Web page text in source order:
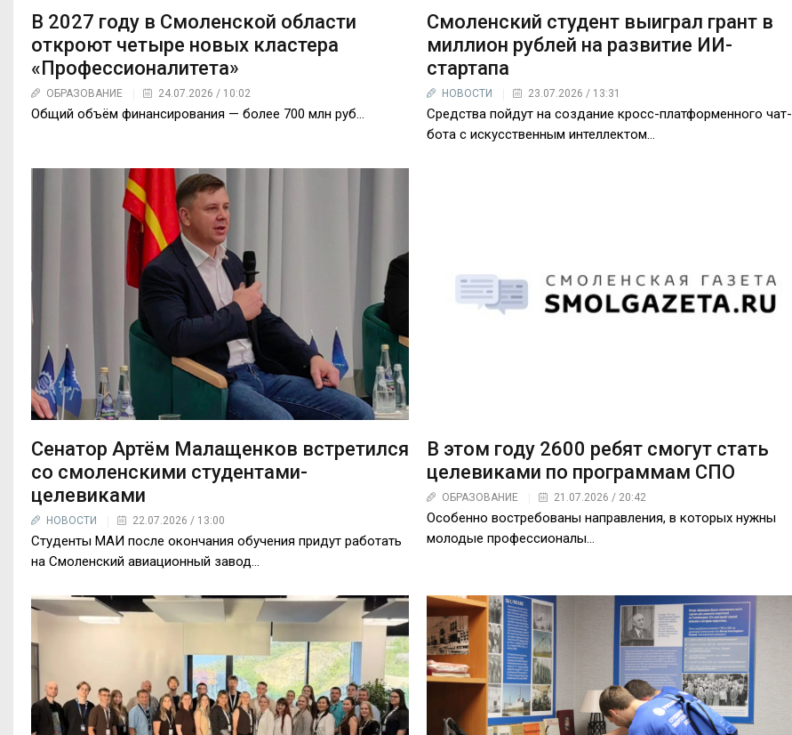
В 2027 году в Смоленской области
откроют четыре новых кластера
«Профессионалитета»
ОБРАЗОВАНИЕ 24.07.2026 / 10:02
Общий объём финансирования — более 700 млн руб…
Смоленский студент выиграл грант в
миллион рублей на развитие ИИ-
стартапа
НОВОСТИ 23.07.2026 / 13:31
Средства пойдут на создание кросс-платформенного чат-
бота с искусственным интеллектом…
Сенатор Артём Малащенков встретился
со смоленскими студентами-
целевиками
НОВОСТИ 22.07.2026 / 13:00
Студенты МАИ после окончания обучения придут работать
на Смоленский авиационный завод...
В этом году 2600 ребят смогут стать
целевиками по программам СПО
ОБРАЗОВАНИЕ 21.07.2026 / 20:42
Особенно востребованы направления, в которых нужны
молодые профессионалы…